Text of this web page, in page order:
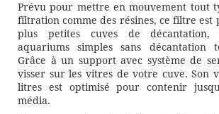
Prévu pour mettre en mouvement tout
filtration comme des résines, ce filtre est
plus petites cuves de
aquariums simples sans décantation
Grâce à un support avec système de
visser sur les vitres de votre cuve. Son
litres est optimisé pour contenir
média.